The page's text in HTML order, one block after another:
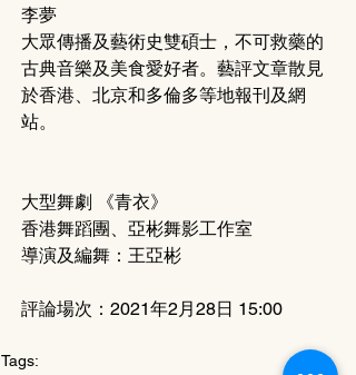
李夢
大眾傳播及藝術史雙碩士，不可救藥的
古典音樂及美食愛好者。藝評文章散見
於香港、北京和多倫多等地報刊及網
站。
大型舞劇 《青衣》
香港舞蹈團、亞彬舞影工作室
導演及編舞：王亞彬
評論場次：2021年2月28日 15:00
Tags: